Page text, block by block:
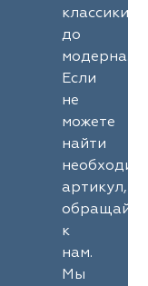
классики
до
модерна.
Если
не
можете
найти
артикул,
к
нам.
Мы